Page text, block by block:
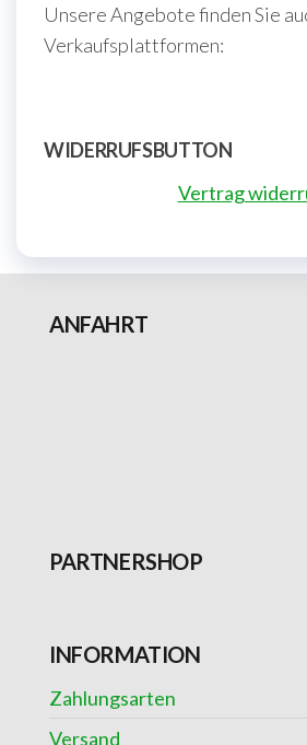
Unsere Angebote finden Sie
Verkaufsplattformen:
WIDERRUFSBUTTON
Vertrag
ANFAHRT
PARTNERSHOP
INFORMATION
Zahlungsarten
Versand